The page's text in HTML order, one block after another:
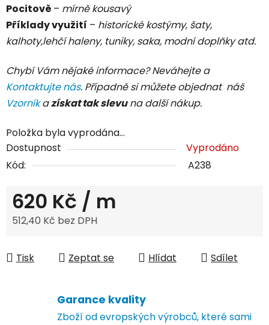
Pocitově – mírně kousavý
Příklady využití – historické kostýmy, šaty,
kalhoty,lehčí haleny, tuniky, saka, modní doplňky atd.
Chybí Vám nějaké informace? Neváhejte a
Kontaktujte nás. Případně si můžete objednat náš
Vzorníkazískat tak slevuna další nákup.
Položka byla vyprodána…
Dostupnost
Vyprodáno
Kód:
A238
620 Kč / m
512,40 Kč bez DPH
Tisk
Zeptat se Hlídat Sdílet
Garance kvality
Zboží od evropských výrobců, které sami